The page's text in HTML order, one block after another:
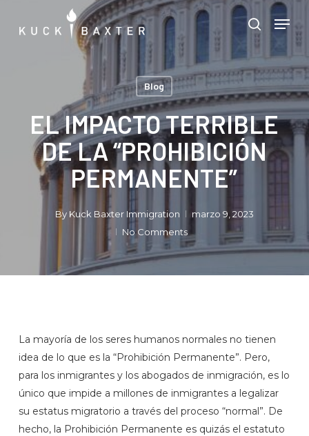
search
Menu
Blog
EL IMPACTO TERRIBLE
DE LA “PROHIBICIÓN
PERMANENTE”
By Kuck Baxter Immigration
marzo 9, 2023
No Comments
La mayoría de los seres humanos normales no tienen
idea de lo que es la “Prohibición Permanente”. Pero,
para los inmigrantes y los abogados de inmigración, es lo
único que impide a millones de inmigrantes a legalizar
su estatus migratorio a través del proceso “normal”. De
hecho, la Prohibición Permanente es quizás el estatuto
Menu